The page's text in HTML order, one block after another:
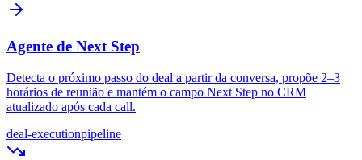
Agente de Next Step
Detecta o próximo passo do deal a partir da conversa, propõe 2–3
horários de reunião e mantém o campo Next Step no CRM
atualizado após cada call.
deal-executionpipeline